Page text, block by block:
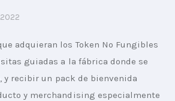
adquieran los Token No Fungibles
guiadas a la fábrica donde se
y recibir un pack de bienvenida
y merchandising especialmente